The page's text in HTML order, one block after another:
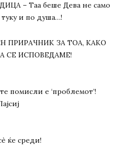
– Таа беше Дева не само
и по душа…!
ПРИРАЧНИК ЗА ТОА, КАКО
СЕ ИСПОВЕДАМЕ!
помисли е ‘проблемот’!
ќе среди!